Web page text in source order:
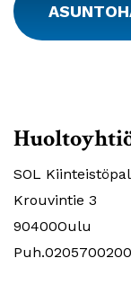
SOL
Krouvintie 3
90400Oulu
Puh.0205700200